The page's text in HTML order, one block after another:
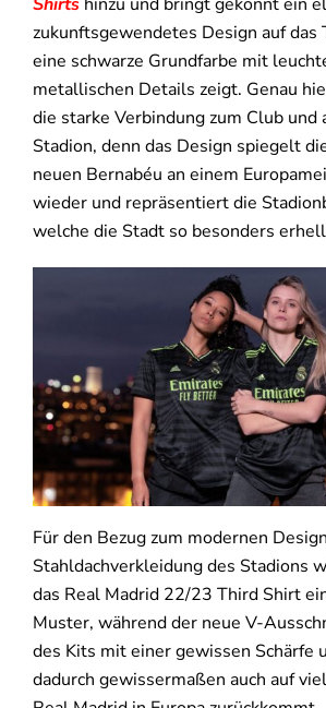
zukunftsgewendetes Design auf das
eine schwarze Grundfarbe mit
metallischen Details zeigt. Genau
die starke Verbindung zum Club und
Stadion, denn das Design spiegelt
neuen Bernabéu an einem
wieder und repräsentiert die
welche die Stadt so besonders
Für den Bezug zum modernen
Stahldachverkleidung des Stadions
das Real Madrid 22/23 Third Shirt
Muster, während der neue V-
des Kits mit einer gewissen Schärfe
dadurch gewissermaßen auch auf